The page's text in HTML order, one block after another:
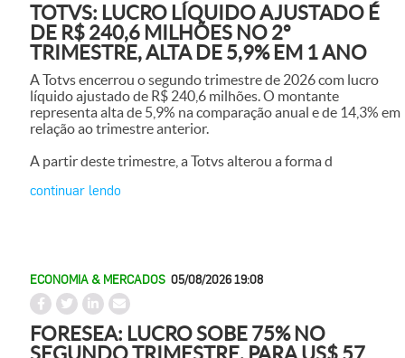
TOTVS: LUCRO LÍQUIDO AJUSTADO É
DE R$ 240,6 MILHÕES NO 2º
TRIMESTRE, ALTA DE 5,9% EM 1 ANO
A Totvs encerrou o segundo trimestre de 2026 com lucro
líquido ajustado de R$ 240,6 milhões. O montante
representa alta de 5,9% na comparação anual e de 14,3% em
relação ao trimestre anterior.
A partir deste trimestre, a Totvs alterou a forma d
continuar lendo
ECONOMIA & MERCADOS 05/08/2026 19:08
FORESEA: LUCRO SOBE 75% NO
SEGUNDO TRIMESTRE, PARA US$ 57